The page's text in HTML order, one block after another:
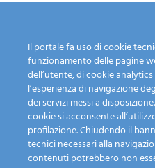
Calendario Raccolta
Guida alla raccolta
differenziata
Dove lo butto?
Fai una segnalazione
Piattaforma ecologica
I
Il portale fa uso di cookie
funzionamento delle pagine
dell’utente, di cookie
l’esperienza di navigazione
dei servizi messi a
cookie si acconsente
profilazione. Chiudendo il
tecnici necessari alla
contenuti potrebbero non